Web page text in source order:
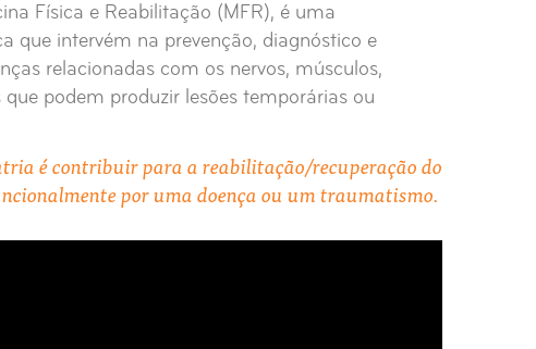
Física e Reabilitação (MFR), é uma
que intervém na prevenção, diagnóstico e
relacionadas com os nervos, músculos,
que podem produzir lesões temporárias ou
é contribuir para a reabilitação/recuperação do
por uma doença ou um traumatismo.